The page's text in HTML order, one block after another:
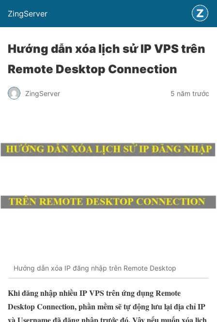
ZingServer
Hướng dẫn xóa lịch sử IP VPS trên
Remote Desktop Connection
ZingServer 5 năm trước
Hướng dẫn xóa IP đăng nhập trên Remote Desktop
Khi đăng nhập nhiều IP VPS trên ứng dụng Remote
Desktop Connection, phần mềm sẽ tự động lưu lại địa chỉ IP